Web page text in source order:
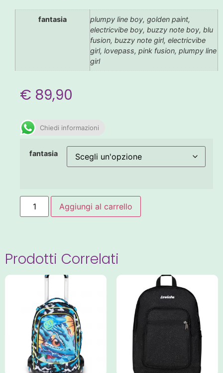
fantasia
plumpy line boy, golden paint,
electricvibe boy, buzzy note boy, blu
fusion, buzzy note girl, electricvibe
girl, lovepass, pink fusion, plumpy line
girl
€ 89,90
Chiedi informazioni
fantasia
Aggiungi al carrello
Prodotti Correlati